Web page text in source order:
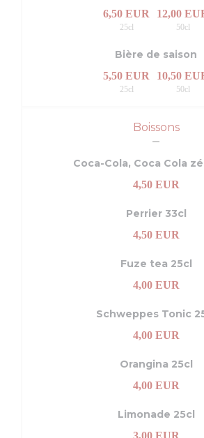
6,50 EUR
25cl
12,00
50cl
Bière de saison
5,50 EUR
25cl
10,50
50cl
Boissons
Coca-Cola, Coca Cola
4,50 EUR
Perrier 33cl
4,50 EUR
Fuze tea 25cl
4,00 EUR
Schweppes Tonic
4,00 EUR
Orangina 25cl
4,00 EUR
Limonade 25cl
3,00 EUR